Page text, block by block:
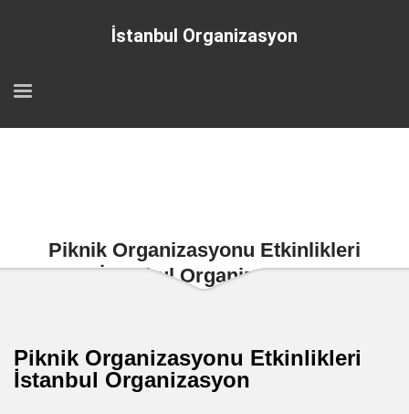
İstanbul Organizasyon
Piknik Organizasyonu Etkinlikleri
İstanbul Organizasyon
Piknik Organizasyonu Etkinlikleri
İstanbul Organizasyon